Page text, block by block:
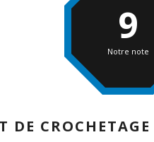
9
Notre note
DE